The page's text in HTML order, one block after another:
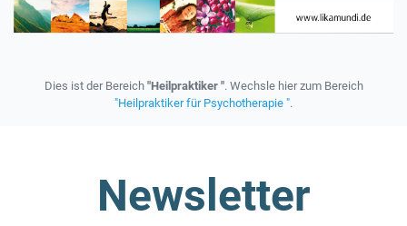
Dies ist der Bereich "Heilpraktiker ". Wechsle hier zum Bereich
"Heilpraktiker für Psychotherapie ".
Newsletter